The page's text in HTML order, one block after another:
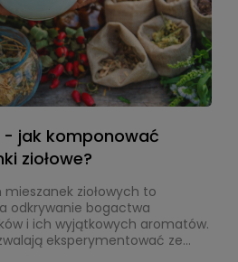
- jak komponować
ziołowe?
mieszanek ziołowych to
odkrywanie bogactwa
i ich wyjątkowych aromatów.
eksperymentować ze